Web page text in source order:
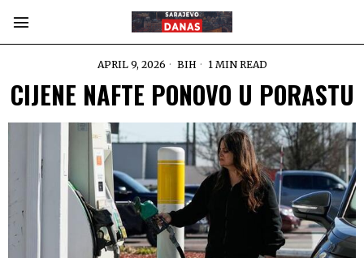
APRIL 9, 2026 BIH 1 MIN READ
CIJENE NAFTE PONOVO U PORASTU